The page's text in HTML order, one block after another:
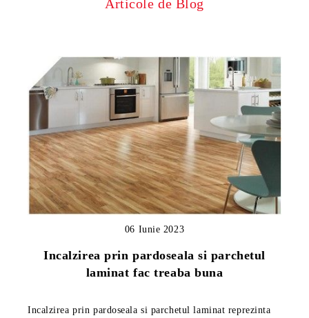
Articole de Blog
Incalzirea prin pardoseala si parchetul
laminat fac treaba buna
06 Iunie 2023
Incalzirea prin pardoseala si parchetul laminat reprezinta